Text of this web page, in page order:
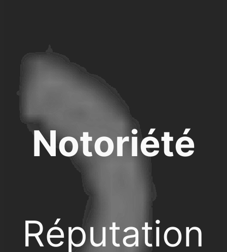
Notoriété
Réputation